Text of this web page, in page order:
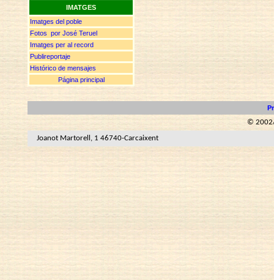
IMATGES
Imatges del poble
Fotos por José Teruel
Imatges per al record
Publireportaje
Histórico de mensajes
Página principal
©
Joanot Martorell, 1 46740-Carcaixent